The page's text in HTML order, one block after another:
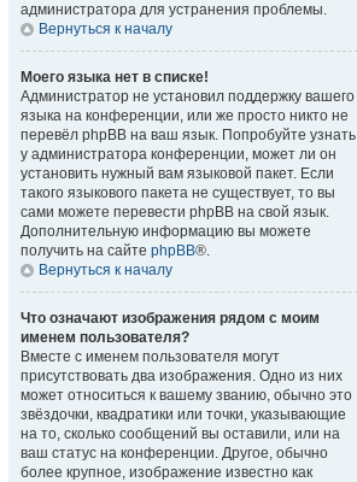
администратора для устранения проблемы.
Вернуться к началу
Моего языка нет в списке!
Администратор не установил поддержку вашего
языка на конференции, или же просто никто не
перевёл phpBB на ваш язык. Попробуйте узнать
у администратора конференции, может ли он
установить нужный вам языковой пакет. Если
такого языкового пакета не существует, то вы
сами можете перевести phpBB на свой язык.
Дополнительную информацию вы можете
получить на сайте phpBB®.
Вернуться к началу
Что означают изображения рядом с моим
именем пользователя?
Вместе с именем пользователя могут
присутствовать два изображения. Одно из них
может относиться к вашему званию, обычно это
звёздочки, квадратики или точки, указывающие
на то, сколько сообщений вы оставили, или на
ваш статус на конференции. Другое, обычно
более крупное, изображение известно как